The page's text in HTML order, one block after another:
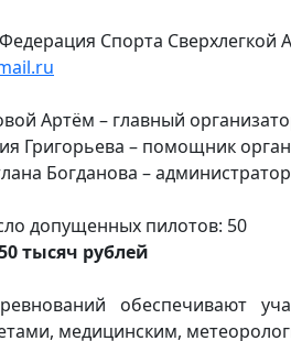
Спорта Сверхлегкой
Артём – главный
Григорьева – помощник
Богданова –
допущенных пилотов: 50
тысяч рублей
обеспечивают
медицинским,